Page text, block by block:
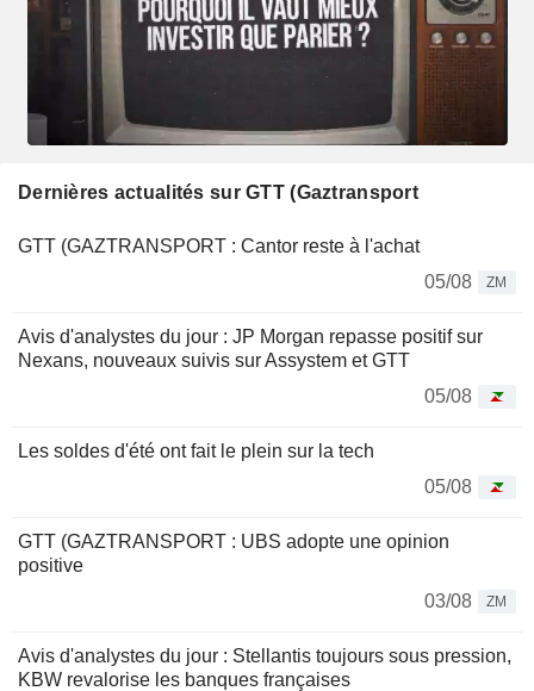
Dernières actualités sur GTT (Gaztransport
GTT (GAZTRANSPORT : Cantor reste à l'achat
05/08
ZM
Avis d'analystes du jour : JP Morgan repasse positif sur
Nexans, nouveaux suivis sur Assystem et GTT
05/08
Les soldes d'été ont fait le plein sur la tech
05/08
GTT (GAZTRANSPORT : UBS adopte une opinion
positive
03/08
ZM
Avis d'analystes du jour : Stellantis toujours sous pression,
KBW revalorise les banques françaises